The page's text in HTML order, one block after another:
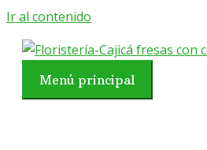
Ir al contenido
Menú principal